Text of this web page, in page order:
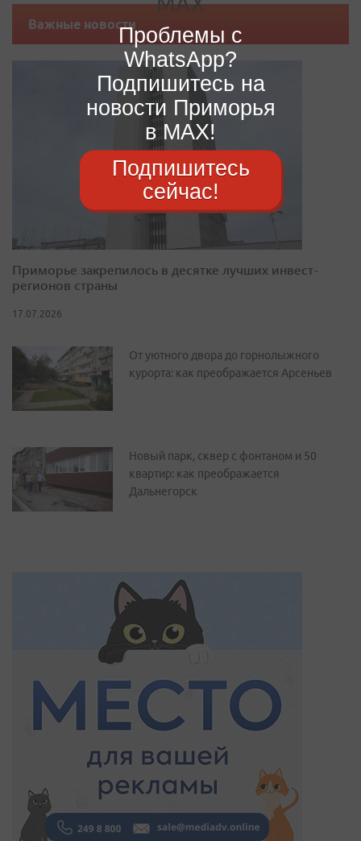
Важные новости
Приморье закрепилось в десятке лучших инвест-
регионов страны
17.07.2026
От уютного двора до горнолыжного
курорта: как преображается Арсеньев
Новый парк, сквер с фонтаном и 50
квартир: как преображается
Дальнегорск
Проблемы с
WhatsApp?
Подпишитесь на
новости Приморья
в MAX!
Подпишитесь
сейчас!